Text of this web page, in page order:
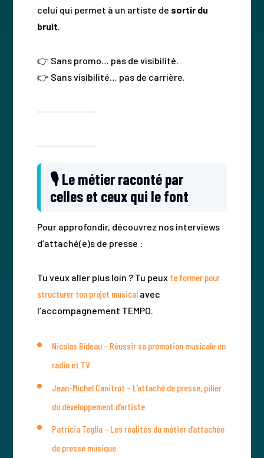
celui qui permet à un artiste de sortir du
bruit.
👉 Sans promo… pas de visibilité.
👉 Sans visibilité… pas de carrière.
🎙️ Le métier raconté par
celles et ceux qui le font
Pour approfondir, découvrez nos interviews
d’attaché(e)s de presse :
Tu veux aller plus loin ? Tu peux te former pour
structurer ton projet musicalavec
l’accompagnement TEMPO.
Nicolas Bideau – Réussir sa promotion musicale en
radio et TV
Jean-Michel Canitrot – L’attaché de presse, pilier
du développement d’artiste
Patricia Teglia – Les réalités du métier d’attachée
de presse musique